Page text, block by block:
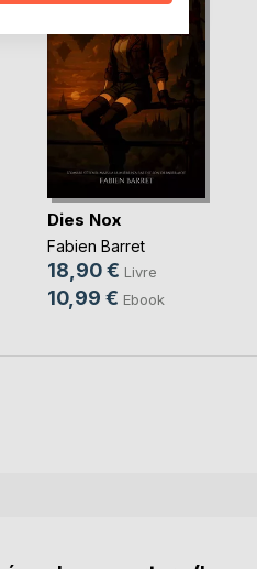
Dies Nox
Fabien Barret
18,90 € Livre
10,99 € Ebook